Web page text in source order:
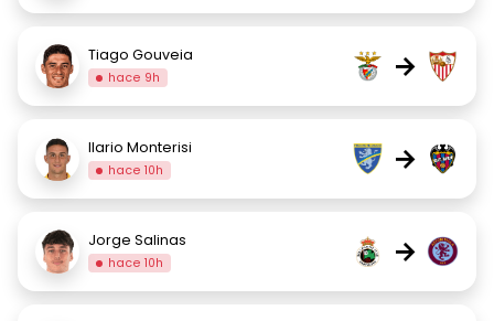
Tiago Gouveia
hace 9h →
Ilario Monterisi
hace 10h →
Jorge Salinas
hace 10h →